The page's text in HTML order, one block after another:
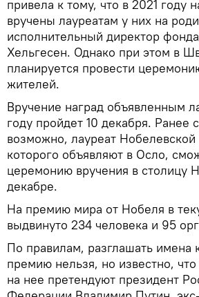
привела к тому, что в 2021 году
вручены лауреатам у них на
исполнительный директор
Хельгесен. Однако при этом в
планируется провести
жителей.
Вручение наград объявленным
году пройдет 10 декабря. Ранее
возможно, лауреат
которого объявляют в Осло,
церемонию вручения в столицу
декабре.
На премию мира от Нобеля в
выдвинуто 234 человека и 95
По правилам, разглашать имена
премию нельзя, но известно,
на нее претендуют президент